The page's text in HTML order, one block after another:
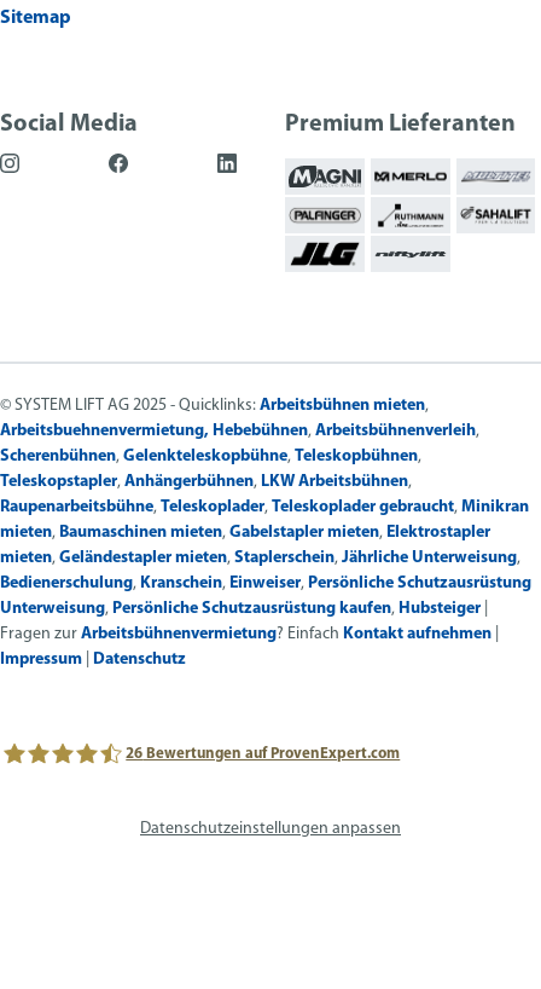
Sitemap
Social Media Premium Lieferanten
© SYSTEM LIFT AG 2025 - Quicklinks: Arbeitsbühnen mieten,
Arbeitsbuehnenvermietung, Hebebühnen, Arbeitsbühnenverleih,
Scherenbühnen, Gelenkteleskopbühne, Teleskopbühnen,
Teleskopstapler, Anhängerbühnen, LKW Arbeitsbühnen,
Raupenarbeitsbühne, Teleskoplader, Teleskoplader gebraucht, Minikran
mieten, Baumaschinen mieten, Gabelstapler mieten, Elektrostapler
mieten, Geländestapler mieten, Staplerschein, Jährliche Unterweisung,
Bedienerschulung, Kranschein, Einweiser, Persönliche Schutzausrüstung
Unterweisung, Persönliche Schutzausrüstung kaufen, Hubsteiger
Fragen zur Arbeitsbühnenvermietung? Einfach Kontakt aufnehmen
Impressum
Datenschutz
avs SYSTEM LIFT AG
26 Bewertungen auf ProvenExpert.com
Datenschutzeinstellungen anpassen